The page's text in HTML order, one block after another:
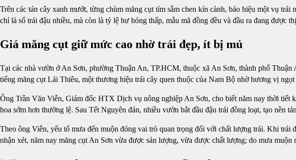
Trên các tán cây xanh mướt, từng chùm măng cụt tím sẫm chen kín cành, báo hiệu một vụ
chỉ là số trái đậu nhiều, mà còn là tỷ lệ hư hỏng thấp, mẫu mã đồng đều và đầu ra đang được
Giá măng cụt giữ mức cao nhờ trái đẹp, ít bị mủ
Tại các nhà vườn ở An Sơn, phường Thuận An, TP.HCM, thuộc xã An Sơn, thành phố
tiếng măng cụt Lái Thiêu, một thương hiệu trái cây quen thuộc của Nam Bộ nhờ hương vị
Ông Trần Văn Viễn, Giám đốc HTX Dịch vụ nông nghiệp An Sơn, cho biết năm nay thời tiết
hoa sớm hơn thường lệ. Sau Tết Nguyên đán, nhiều vườn bắt đầu đậu trái đồng loạt, tạo nền
Theo ông Viễn, yếu tố mưa đến muộn đóng vai trò quan trọng đối với chất lượng trái. Khi
nhận xét, năm nay măng cụt An Sơn vừa được sản lượng, vừa được chất lượng; do mưa muộn